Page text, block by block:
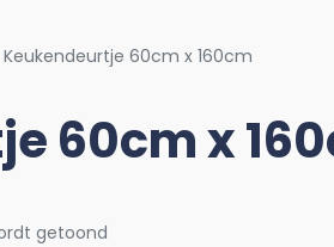
60cm x 160cm
60cm x
getoond